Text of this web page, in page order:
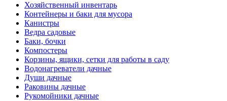
Хозяйственный инвентарь
Контейнеры и баки для мусора
Канистры
Ведра садовые
Баки, бочки
Компостеры
Корзины, ящики, сетки для работы в саду
Водонагреватели дачные
Души дачные
Раковины дачные
Рукомойники дачные